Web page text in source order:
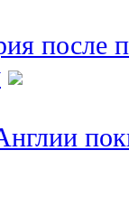
после